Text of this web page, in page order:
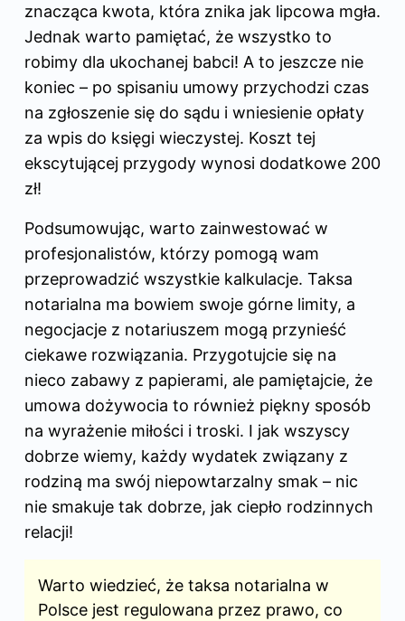
znacząca kwota, która znika jak lipcowa mgła.
Jednak warto pamiętać, że wszystko to
robimy dla ukochanej babci! A to jeszcze nie
koniec – po spisaniu umowy przychodzi czas
na zgłoszenie się do sądu i wniesienie opłaty
za wpis do księgi wieczystej. Koszt tej
ekscytującej przygody wynosi dodatkowe 200
zł!
Podsumowując, warto zainwestować w
profesjonalistów, którzy pomogą wam
przeprowadzić wszystkie kalkulacje. Taksa
notarialna ma bowiem swoje górne limity, a
negocjacje z notariuszem mogą przynieść
ciekawe rozwiązania. Przygotujcie się na
nieco zabawy z papierami, ale pamiętajcie, że
umowa dożywocia to również piękny sposób
na wyrażenie miłości i troski. I jak wszyscy
dobrze wiemy, każdy wydatek związany z
rodziną ma swój niepowtarzalny smak – nic
nie smakuje tak dobrze, jak ciepło rodzinnych
relacji!
Warto wiedzieć, że taksa notarialna w
Polsce jest regulowana przez prawo, co